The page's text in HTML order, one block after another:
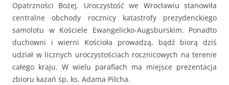
Opatrzności Bożej. Uroczystość we Wrocławiu stanowiła
centralne obchody rocznicy katastrofy prezydenckiego
samolotu w Kościele Ewangelicko-Augsburskim. Ponadto
duchowni i wierni Kościoła prowadzą, bądź biorą dziś
udział w licznych uroczystościach rocznicowych na terenie
całego kraju. W wielu parafiach ma miejsce prezentacja
zbioru kazań śp. ks. Adama Pilcha.